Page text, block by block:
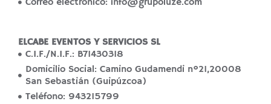
Correo electrónico: info@grupoluze.com
ELCABE EVENTOS Y SERVICIOS SL
C.I.F./N.I.F.: B71430318
Domicilio Social: Camino Gudamendi nº21,20008
San Sebastián (Guipúzcoa)
Teléfono: 943215799